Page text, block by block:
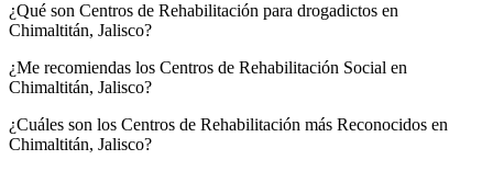
¿Qué son Centros de Rehabilitación para drogadictos en
Chimaltitán, Jalisco?
¿Me recomiendas los Centros de Rehabilitación Social en
Chimaltitán, Jalisco?
¿Cuáles son los Centros de Rehabilitación más Reconocidos en
Chimaltitán, Jalisco?